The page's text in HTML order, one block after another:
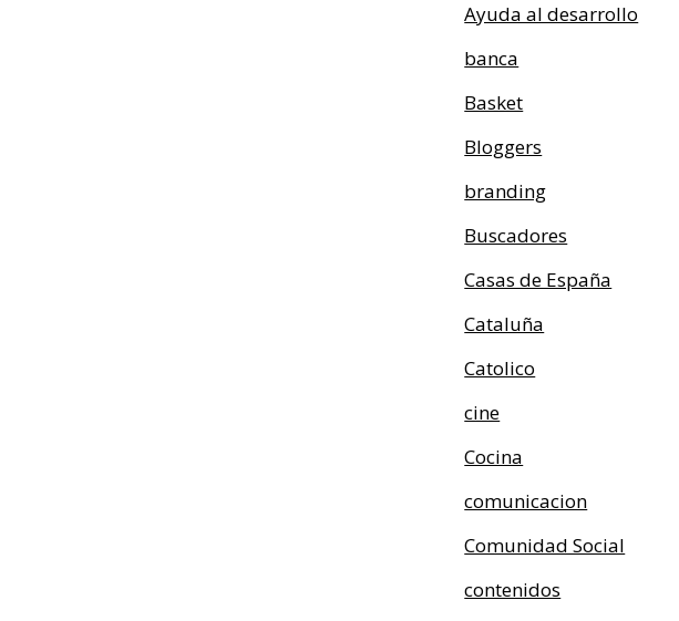
Ayuda al desarrollo
banca
Basket
Bloggers
branding
Buscadores
Casas de España
Cataluña
Catolico
cine
Cocina
comunicacion
Comunidad Social
contenidos